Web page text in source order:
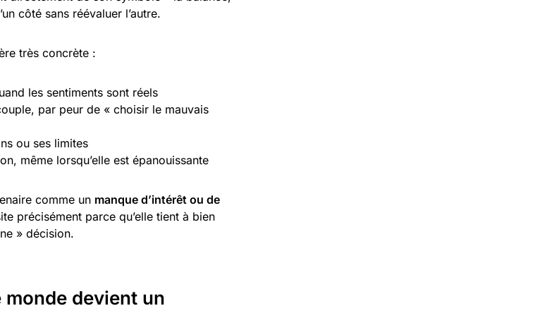
côté sans réévaluer l’autre.
très concrète :
les sentiments sont réels
par peur de « choisir le mauvais
ou ses limites
même lorsqu’elle est épanouissante
comme un manque d’intérêt ou de
précisément parce qu’elle tient à bien
» décision.
devient un